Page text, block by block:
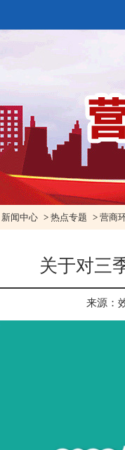
新闻中心 > 热点专题 > 营商
关于对三
来源：